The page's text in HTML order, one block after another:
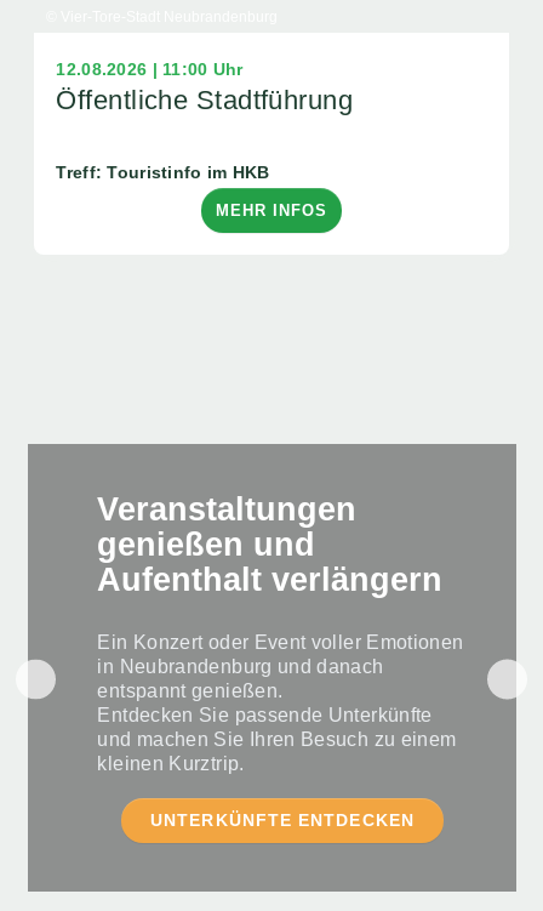
12.08.2026 | 11:00 Uhr
Öffentliche Stadtführung
Treff: Touristinfo im HKB
MEHR INFOS
Veranstaltungen
genießen und
Aufenthalt verlängern
Ein Konzert oder Event voller Emotionen
in Neubrandenburg und danach
entspannt genießen.
Entdecken Sie passende Unterkünfte
und machen Sie Ihren Besuch zu einem
kleinen Kurztrip.
UNTERKÜNFTE ENTDECKEN